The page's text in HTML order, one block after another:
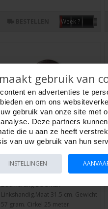
Week ?
Boemerang BOOMER
Links 32cm.57gr.C.25m.
Artikelnr:56414l
Boemerang BOOMER
Linkshandig.Maat 31.5 cm. Gewicht
57 gram. Cirkel 25 meter.
gebruik van
en advertenties te
en om ons
gebruik van onze site met
Deze partners
die u aan ze heeft
van uw gebruik van hun
INSTELLINGEN